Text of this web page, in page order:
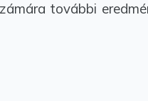
további